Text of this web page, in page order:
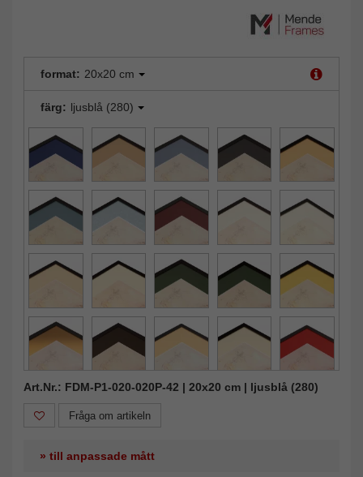
format: 20x20 cm
färg: ljusblå (280)
Art.Nr.: FDM-P1-020-020P-42 | 20x20 cm | ljusblå (280)
Fråga om artikeln
» till anpassade mått